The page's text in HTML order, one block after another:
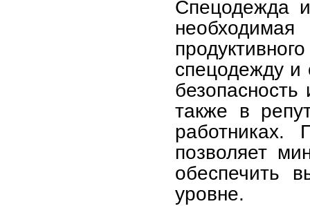
Спецодежда
спецодежду и
также в
работниках.
позволяет
обеспечить
уровне.